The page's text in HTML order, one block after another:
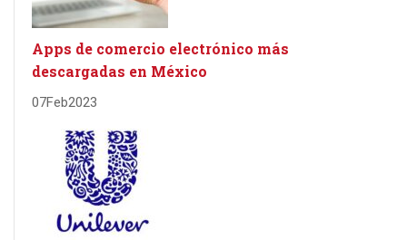
Apps de comercio electrónico más
descargadas en México
07Feb2023